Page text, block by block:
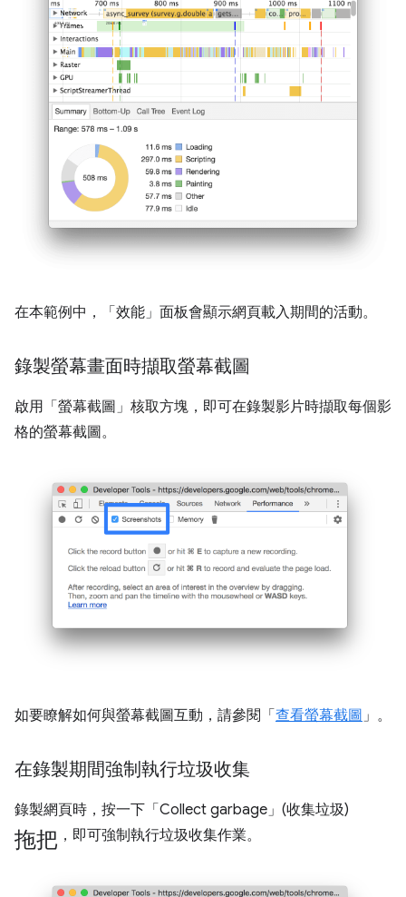
在本範例中，「效能」 面板會顯示網頁載入期間的活動。
錄製螢幕畫面時擷取螢幕截圖
啟用「螢幕截圖」 核取方塊，即可在錄製影片時擷取每個影
格的螢幕截圖。
如要瞭解如何與螢幕截圖互動，請參閱「 查看螢幕截圖 」。
在錄製期間強制執行垃圾收集
錄製網頁時，按一下「Collect garbage」(收集垃圾)
拖把 ，即可強制執行垃圾收集作業。